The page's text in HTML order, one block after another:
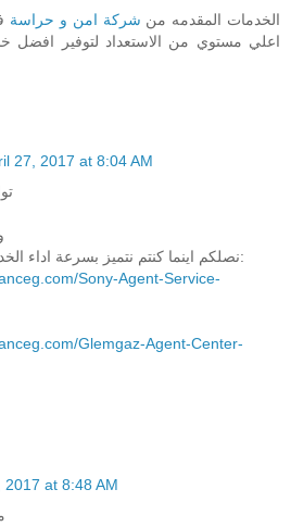
الخدمات المقدمه من شركة امن و حراسة
اعلي مستوي من الاستعداد لتوفير افضل
27, 2017 at 8:04 AM
نصلكم اينما كنتم نتميز بسرعة اداء الخدمة الموقع الالكتروني:
Sony-Agent-Service-
Glemgaz-Agent-Center-
2017 at 8:48 AM